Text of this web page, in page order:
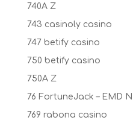
740A Z
743 casinoly casino
747 betify casino
750 betify casino
750A Z
76 FortuneJack – EMD N
769 rabona casino